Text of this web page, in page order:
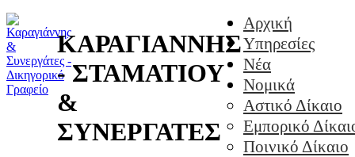
ΚΑΡΑΓΙΑΝΝΗΣ
- ΣΤΑΜΑΤΙΟΥ
&
ΣΥΝΕΡΓΑΤΕΣ
Αρχική
Υπηρεσίες
Νέα
Νομικά
Αστικό Δίκαιο
Εμπορικό
Ποινικό Δίκαιο